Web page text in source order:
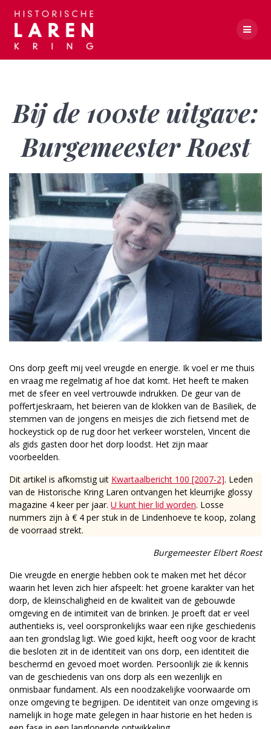
Bij de 100ste uitgave:
Burgemeester Roest
Ons dorp geeft mij veel vreugde en energie. Ik voel er me thuis
en vraag me regelmatig af hoe dat komt. Het heeft te maken
met de sfeer en veel vertrouwde indrukken. De geur van de
poffertjeskraam, het beieren van de klokken van de Basiliek, de
stemmen van de jongens en meisjes die zich fietsend met de
hockeystick op de rug door het verkeer worstelen, Vincent die
als gids gasten door het dorp loodst. Het zijn maar
voorbeelden.
Dit artikel is afkomstig uit Kwartaalbericht 100 [2007-2]. Leden
van de Historische Kring Laren ontvangen het kleurrijke glossy
magazine 4 keer per jaar. U kunt hier lid worden. Losse
nummers zijn à € 4 per stuk in de Lindenhoeve te koop, zolang
de voorraad strekt.
Burgemeester Elbert Roest
Die vreugde en energie hebben ook te maken met het décor
waarin het leven zich hier afspeelt: het groene karakter van het
dorp, de kleinschaligheid en de kwaliteit van de gebouwde
omgeving en de intimiteit van de brinken. Je proeft dat er veel
authentieks is, veel oorspronkelijks waar een rijke geschiedenis
aan ten grondslag ligt. Wie goed kijkt, heeft oog voor de kracht
die besloten zit in de identiteit van ons dorp, een identiteit die
beschermd en gevoed moet worden. Persoonlijk zie ik kennis
van de geschiedenis van ons dorp als een wezenlijk en
onmisbaar fundament. Als een noodzakelijke voorwaarde om
onze omgeving te begrijpen. De identiteit van onze omgeving is
namelijk in hoge mate gelegen in haar historie en het heden is